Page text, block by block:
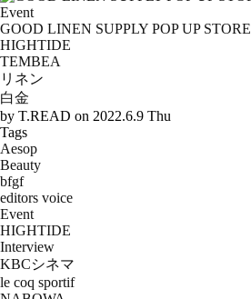
Event
GOOD LINEN SUPPLY POP UP STORE
HIGHTIDE
TEMBEA
リネン
白金
by T.READ on 2022.6.9 Thu
Tags
Aesop
Beauty
bfgf
editors voice
Event
HIGHTIDE
Interview
KBCシネマ
le coq sportif